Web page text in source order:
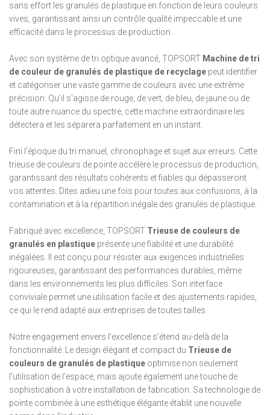
sans effort les granulés de plastique en fonction de leurs couleurs
vives, garantissant ainsi un contrôle qualité impeccable et une
efficacité dans le processus de production.
Avec son système de tri optique avancé, TOPSORT Machine de tri
de couleur de granulés de plastique de recyclage peut identifier
et catégoriser une vaste gamme de couleurs avec une extrême
précision. Qu'il s'agisse de rouge, de vert, de bleu, de jaune ou de
toute autre nuance du spectre, cette machine extraordinaire les
détectera et les séparera parfaitement en un instant.
Fini l’époque du tri manuel, chronophage et sujet aux erreurs. Cette
trieuse de couleurs de pointe accélère le processus de production,
garantissant des résultats cohérents et fiables qui dépasseront
vos attentes. Dites adieu une fois pour toutes aux confusions, à la
contamination et à la répartition inégale des granulés de plastique.
Fabriqué avec excellence, TOPSORT Trieuse de couleurs de
granulés en plastique présente une fiabilité et une durabilité
inégalées. Il est conçu pour résister aux exigences industrielles
rigoureuses, garantissant des performances durables, même
dans les environnements les plus difficiles. Son interface
conviviale permet une utilisation facile et des ajustements rapides,
ce qui le rend adapté aux entreprises de toutes tailles.
Notre engagement envers l’excellence s’étend au-delà de la
fonctionnalité. Le design élégant et compact du Trieuse de
couleurs de granulés de plastique optimise non seulement
l'utilisation de l'espace, mais ajoute également une touche de
sophistication à votre installation de fabrication. Sa technologie de
pointe combinée à une esthétique élégante établit une nouvelle